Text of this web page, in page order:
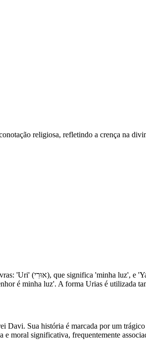
religiosa, refletindo a crença na
é minha luz'. A forma Urias é utilizada
Sua história é marcada por um
moral significativa, frequentemente